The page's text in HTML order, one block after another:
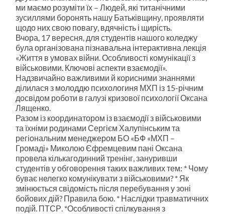
ми маємо розуміти їх – Людей, які титанічними
зусиллями боронять нашу Батьківщину, проявляти
щодо них свою повагу, вдячність і щирість.
Вчора, 17 вересня, для студентів нашого коледжу
була організована пізнавальна інтерактивна лекція
«Життя в умовах війни. Особливості комунікації з
військовими. Ключові аспекти взаємодії».
Надзвичайно важливими й корисними знаннями
ділилася з молоддю психологиня МХП із 15-річним
досвідом роботи в галузі кризової психології Оксана
Лященко.
Разом із координатором із взаємодії з військовими
та їхніми родинами Сергієм Халупінським та
регіональним менеджером БО «БФ «МХП –
Громаді» Миколою Єфремцевим пані Оксана
провела кількагодинний тренінг, зануривши
студентів у обговорення таких важливих тем: * Чому
буває нелегко комунікувати з військовими? * Як
змінюється свідомість після перебування у зоні
бойових дій? Правила бою. * Наслідки травматичних
подій. ПТСР. *Особливості спілкування з